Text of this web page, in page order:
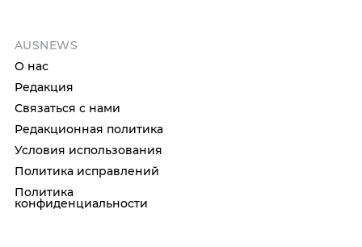
AUSNEWS
О нас
Редакция
Связаться с нами
Редакционная политика
Условия использования
Политика исправлений
Политика
конфиденциальности